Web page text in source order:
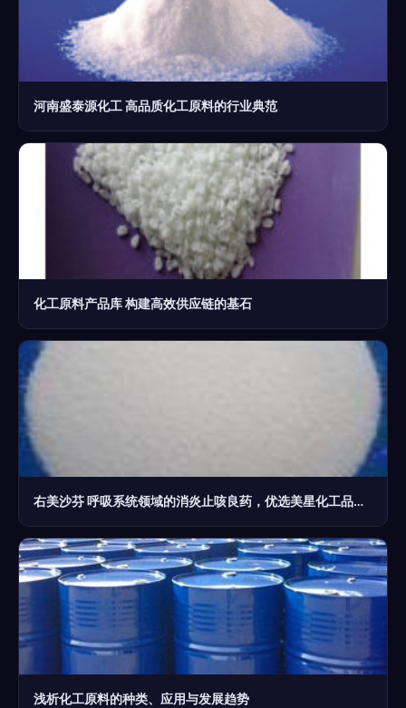
河南盛泰源化工 高品质化工原料的行业典范
化工原料产品库 构建高效供应链的基石
右美沙芬 呼吸系统领域的消炎止咳良药，优选美星化工品质原料
浅析化工原料的种类、应用与发展趋势